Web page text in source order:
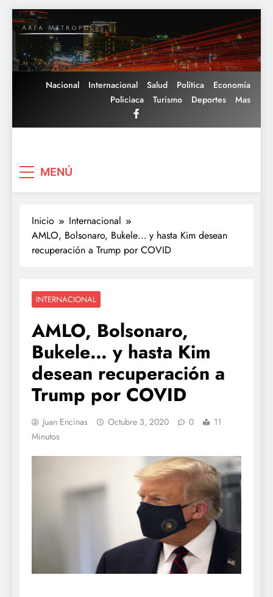
Saltar
al
contenido
Nacional Internacional Salud Política
Economía
Policiaca
Turismo Deportes Mas
MENÚ
Inicio
Internacional
AMLO, Bolsonaro, Bukele… y hasta Kim desean
recuperación a Trump por COVID
INTERNACIONAL
AMLO, Bolsonaro,
Bukele… y hasta Kim
desean recuperación a
Trump por COVID
Juan Encinas Octubre 3, 2020 0
11
Minutos